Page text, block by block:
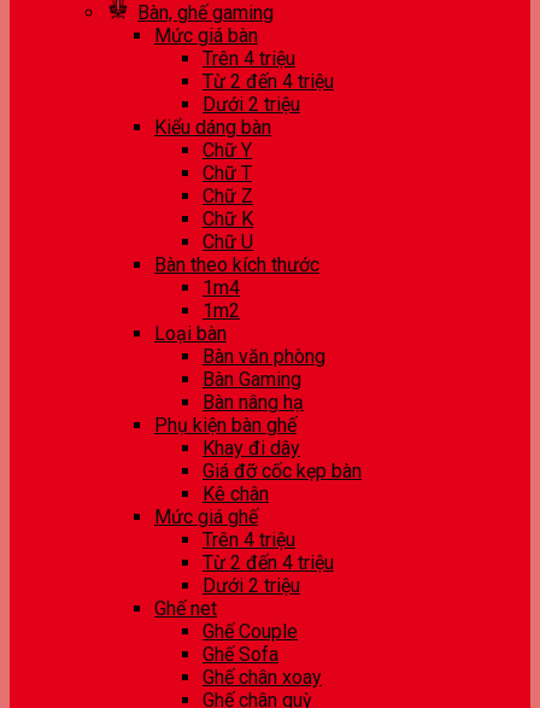
Bàn, ghế gaming
Mức giá bàn
Trên 4 triệu
Từ 2 đến 4 triệu
Dưới 2 triệu
Kiểu dáng bàn
Chữ Y
Chữ T
Chữ Z
Chữ K
Chữ U
Bàn theo kích thước
1m4
1m2
Loại bàn
Bàn văn phòng
Bàn Gaming
Bàn nâng hạ
Phụ kiện bàn ghế
Khay đi dây
Giá đỡ cốc kẹp bàn
Kê chân
Mức giá ghế
Trên 4 triệu
Từ 2 đến 4 triệu
Dưới 2 triệu
Ghế net
Ghế Couple
Ghế Sofa
Ghế chân xoay
Ghế chân quỳ